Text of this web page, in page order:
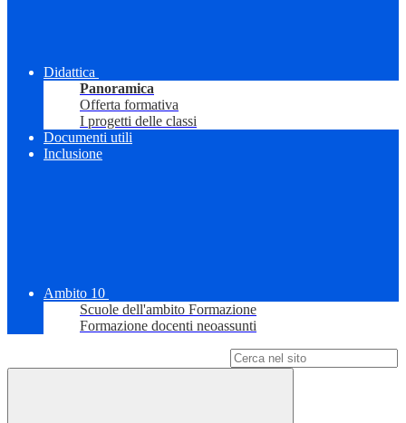
Didattica
Panoramica
Offerta formativa
I progetti delle classi
Documenti utili
Inclusione
Ambito 10
Scuole dell'ambito Formazione
Formazione docenti neoassunti